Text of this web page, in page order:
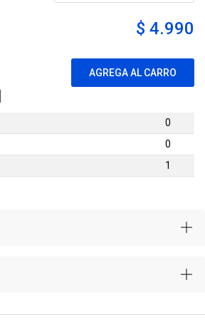
$ 4.990
AGREGA AL CARRO
0
0
1